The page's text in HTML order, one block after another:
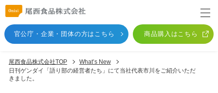
官公庁・企業・団体の方はこちら 商品購入はこちら
尾西食品株式会社TOP
What’s New
日刊ゲンダイ「語り部の経営者たち」にて当社代表市川をご紹介いただ
きました。